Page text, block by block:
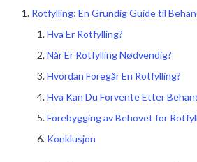
Rotfylling: En Grundig Guide til
Hva Er Rotfylling?
Når Er Rotfylling Nødvendig?
Hvordan Foregår En Rotfylling?
Hva Kan Du Forvente Etter
Forebygging av Behovet for
Konklusjon